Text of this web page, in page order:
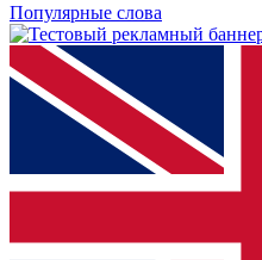
Популярные слова